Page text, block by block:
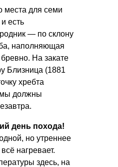
места для семи
есть
— по склону
наполняющая
На закате
Близница (1881
хребта
должны
день похода!
но утреннее
нагревает.
здесь, на